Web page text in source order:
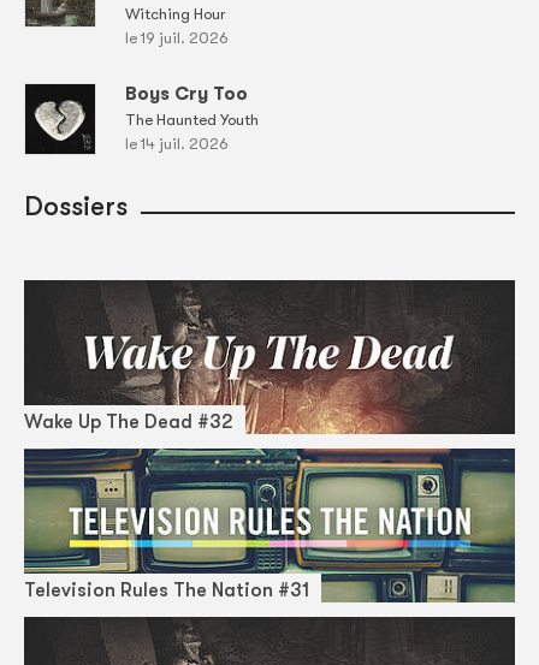
Witching Hour
le 19 juil. 2026
Boys Cry Too
The Haunted Youth
le 14 juil. 2026
Dossiers
Wake Up The Dead #32
Television Rules The Nation #31